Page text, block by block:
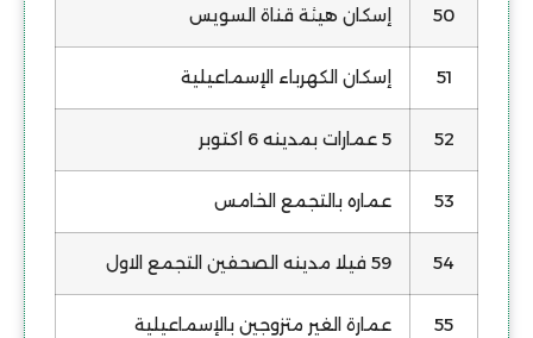
50 إسكان هيئة قناة السويس
51 إسكان الكهرباء الإسماعيلية
52 5 عمارات بمدينه 6 اكتوبر
53 عماره بالتجمع الخامس
54 59 فيلا مدينه الصحفين التجمع الاول
55 عمارة الغير متزوجين بالإسماعيلية